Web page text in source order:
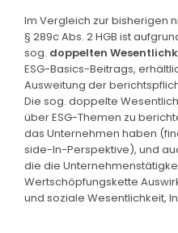
Im Vergleich zur bisherigen
§ 289c Abs. 2 HGB ist
sog. doppelten
ESG-Basics-Beitrags,
Ausweitung der
Die sog. doppelte
über ESG-Themen zu
das Unternehmen haben
side-In-Perspektive), und
die die
Wertschöpfungskette
und soziale Wesentlichkeit,